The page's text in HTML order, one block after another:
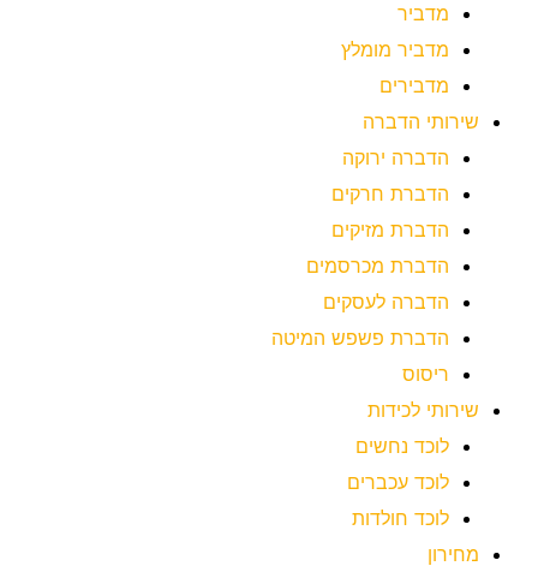
מדביר
מדביר מומלץ
מדבירים
שירותי הדברה
הדברה ירוקה
הדברת חרקים
הדברת מזיקים
הדברת מכרסמים
הדברה לעסקים
הדברת פשפש המיטה
ריסוס
שירותי לכידות
לוכד נחשים
לוכד עכברים
לוכד חולדות
מחירון